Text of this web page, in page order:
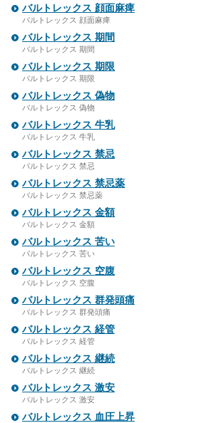
バルトレックス 顔面麻痺
バルトレックス 顔面麻痺
バルトレックス 期間
バルトレックス 期間
バルトレックス 期限
バルトレックス 期限
バルトレックス 偽物
バルトレックス 偽物
バルトレックス 牛乳
バルトレックス 牛乳
バルトレックス 禁忌
バルトレックス 禁忌
バルトレックス 禁忌薬
バルトレックス 禁忌薬
バルトレックス 金額
バルトレックス 金額
バルトレックス 苦い
バルトレックス 苦い
バルトレックス 空腹
バルトレックス 空腹
バルトレックス 群発頭痛
バルトレックス 群発頭痛
バルトレックス 経管
バルトレックス 経管
バルトレックス 継続
バルトレックス 継続
バルトレックス 激安
バルトレックス 激安
バルトレックス 血圧上昇